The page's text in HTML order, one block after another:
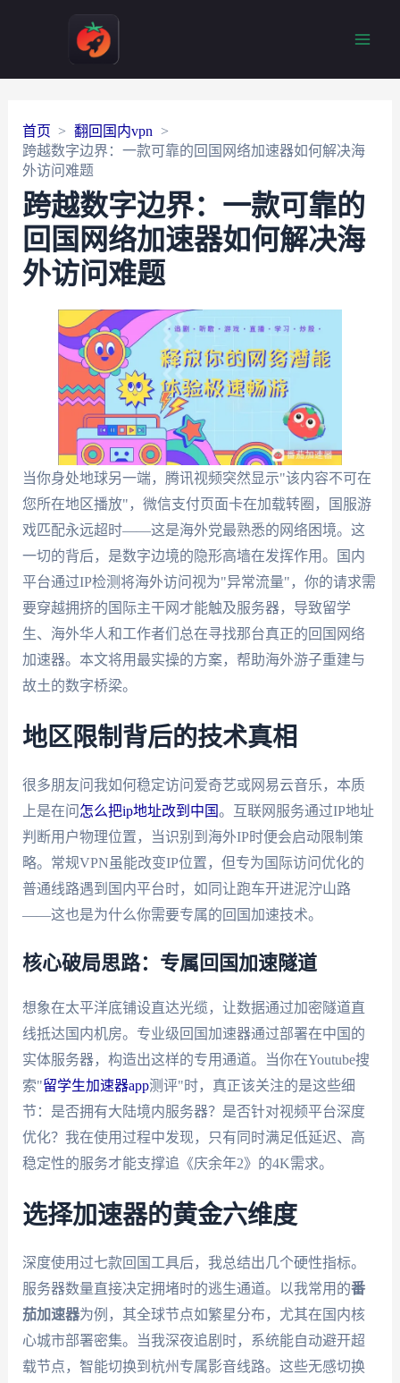
首页
翻回国内vpn
跨越数字边界：一款可靠的回国网络加速器如何解决海
外访问难题
跨越数字边界：一款可靠的
回国网络加速器如何解决海
外访问难题
当你身处地球另一端，腾讯视频突然显示"该内容不可在
您所在地区播放"，微信支付页面卡在加载转圈，国服游
戏匹配永远超时——这是海外党最熟悉的网络困境。这
一切的背后，是数字边境的隐形高墙在发挥作用。国内
平台通过IP检测将海外访问视为"异常流量"，你的请求需
要穿越拥挤的国际主干网才能触及服务器，导致留学
生、海外华人和工作者们总在寻找那台真正的回国网络
加速器。本文将用最实操的方案，帮助海外游子重建与
故土的数字桥梁。
地区限制背后的技术真相
很多朋友问我如何稳定访问爱奇艺或网易云音乐，本质
上是在问 怎么把ip地址改到中国。互联网服务通过IP地址
判断用户物理位置，当识别到海外IP时便会启动限制策
略。常规VPN虽能改变IP位置，但专为国际访问优化的
普通线路遇到国内平台时，如同让跑车开进泥泞山路
——这也是为什么你需要专属的回国加速技术。
核心破局思路：专属回国加速隧道
想象在太平洋底铺设直达光缆，让数据通过加密隧道直
线抵达国内机房。专业级回国加速器通过部署在中国的
实体服务器，构造出这样的专用通道。当你在Youtube搜
索"留学生加速器app测评"时，真正该关注的是这些细
节：是否拥有大陆境内服务器？是否针对视频平台深度
优化？我在使用过程中发现，只有同时满足低延迟、高
稳定性的服务才能支撑追《庆余年2》的4K需求。
选择加速器的黄金六维度
深度使用过七款回国工具后，我总结出几个硬性指标。
服务器数量直接决定拥堵时的逃生通道。以我常用的番
茄加速器为例，其全球节点如繁星分布，尤其在国内核
心城市部署密集。当我深夜追剧时，系统能自动避开超
载节点，智能切换到杭州专属影音线路。这些无感切换